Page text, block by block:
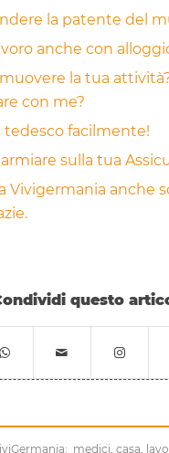
la patente del
anche con
la tua
con me?
tedesco facilmente!
sulla tua
Vivigermania anche
questo